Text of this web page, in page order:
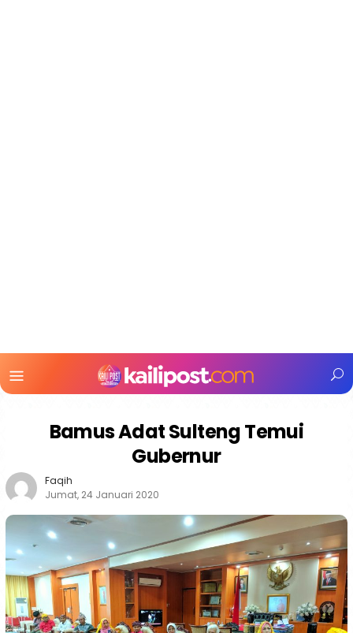
Mobile
Bamus Adat Sulteng Temui
Gubernur
Faqih
Jumat, 24 Januari 2020